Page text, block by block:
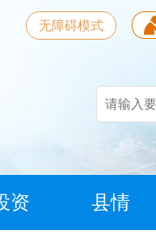
无障碍模式
资 县情